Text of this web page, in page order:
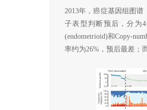
2013年，癌症基因组图谱
子表型判断预后，分为4
(endometrioid)和Copy-
率约为26%，预后最差；